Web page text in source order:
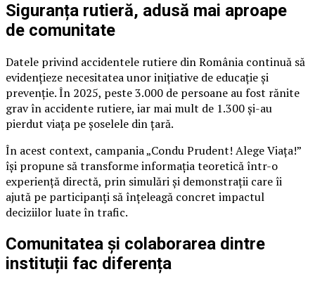
Siguranța rutieră, adusă mai aproape
de comunitate
Datele privind accidentele rutiere din România continuă să
evidențieze necesitatea unor inițiative de educație și
prevenție. În 2025, peste 3.000 de persoane au fost rănite
grav în accidente rutiere, iar mai mult de 1.300 și-au
pierdut viața pe șoselele din țară.
În acest context, campania „Condu Prudent! Alege Viața!”
își propune să transforme informația teoretică într-o
experiență directă, prin simulări și demonstrații care îi
ajută pe participanți să înțeleagă concret impactul
deciziilor luate în trafic.
Comunitatea și colaborarea dintre
instituții fac diferența